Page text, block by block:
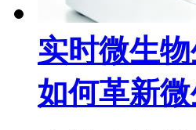
实时微生物
如何革新